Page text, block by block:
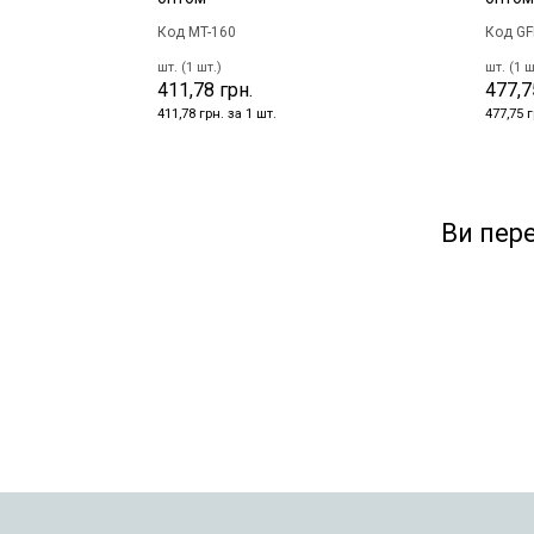
Код MT-160
шт. (1 шт.)
411,78 грн.
411,78 грн. за 1 шт.
Код
шт. (1
477,75
Ви